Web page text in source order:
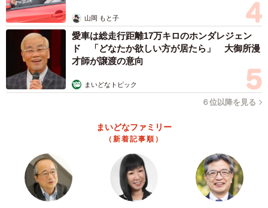
看板は街の中心にかなり目立つように立っていて、看板を
見かけた本人が母親に話をしたようで。俺はクロアのオフ
ィスには月に1度しか顔を出しませんので、応対したスタッ
フから連絡を受けました」
—返しに来られた際に、学生さんはどのようなことを言っ
ていましたか。特に名乗ったり自分の連絡先を残したりは
「本人と母親がいらして、『看板の方に息子が助けていた
だき…』と。母親は俺の存在をSNSやニュースで知ってい
てくれたようです。名前や連絡先は残さずに立ち去ったと
聞いています」
山岡 もと子
愛車は総走行距離17万キロのホンダレジェン
ド 「どなたか欲しい方が居たら」 大御所漫
才師が譲渡の意向
まいどなトピック
６位以降を見る
まいどなファミリー
（新着記事順）